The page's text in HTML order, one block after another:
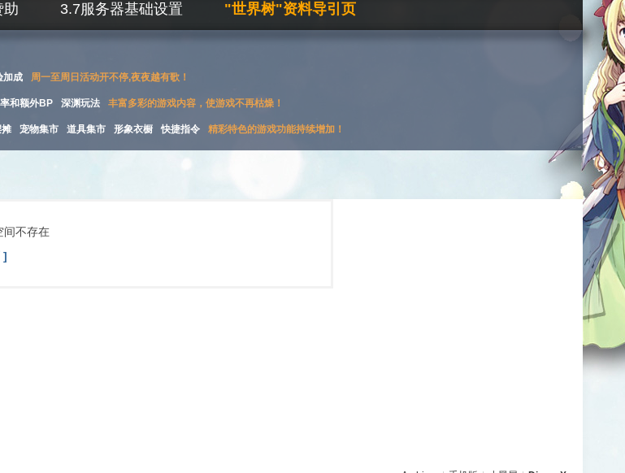
助 3.7服务器基础设置 "世界树"资料导引页
成 周一至周日活动开不停,夜夜越有歌！
和额外BP 深渊玩法 丰富多彩的游戏内容，使游戏不再枯燥！
摊 宠物集市 道具集市 形象衣橱 快捷指令 精彩特色的游戏功能持续增加！
间不存在
]